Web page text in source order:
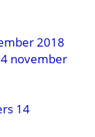
2018
november
14